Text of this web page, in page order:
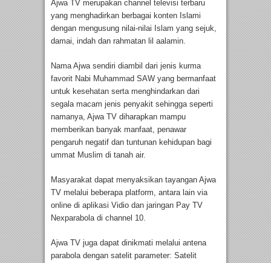
Ajwa TV merupakan channel televisi terbaru
yang menghadirkan berbagai konten Islami
dengan mengusung nilai-nilai Islam yang sejuk,
damai, indah dan rahmatan lil aalamin.
Nama Ajwa sendiri diambil dari jenis kurma
favorit Nabi Muhammad SAW yang bermanfaat
untuk kesehatan serta menghindarkan dari
segala macam jenis penyakit sehingga seperti
namanya, Ajwa TV diharapkan mampu
memberikan banyak manfaat, penawar
pengaruh negatif dan tuntunan kehidupan bagi
ummat Muslim di tanah air.
Masyarakat dapat menyaksikan tayangan Ajwa
TV melalui beberapa platform, antara lain via
online di aplikasi Vidio dan jaringan Pay TV
Nexparabola di channel 10.
Ajwa TV juga dapat dinikmati melalui antena
parabola dengan satelit parameter: Satelit